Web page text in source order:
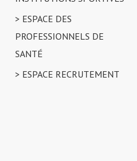
> ESPACE DES
PROFESSIONNELS DE
SANTÉ
> ESPACE RECRUTEMENT